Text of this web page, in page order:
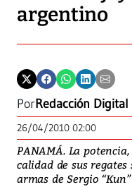
argentino
PorRedacción
26/04/2010 02:00
PANAMÁ. La
calidad de sus
armas de Sergio